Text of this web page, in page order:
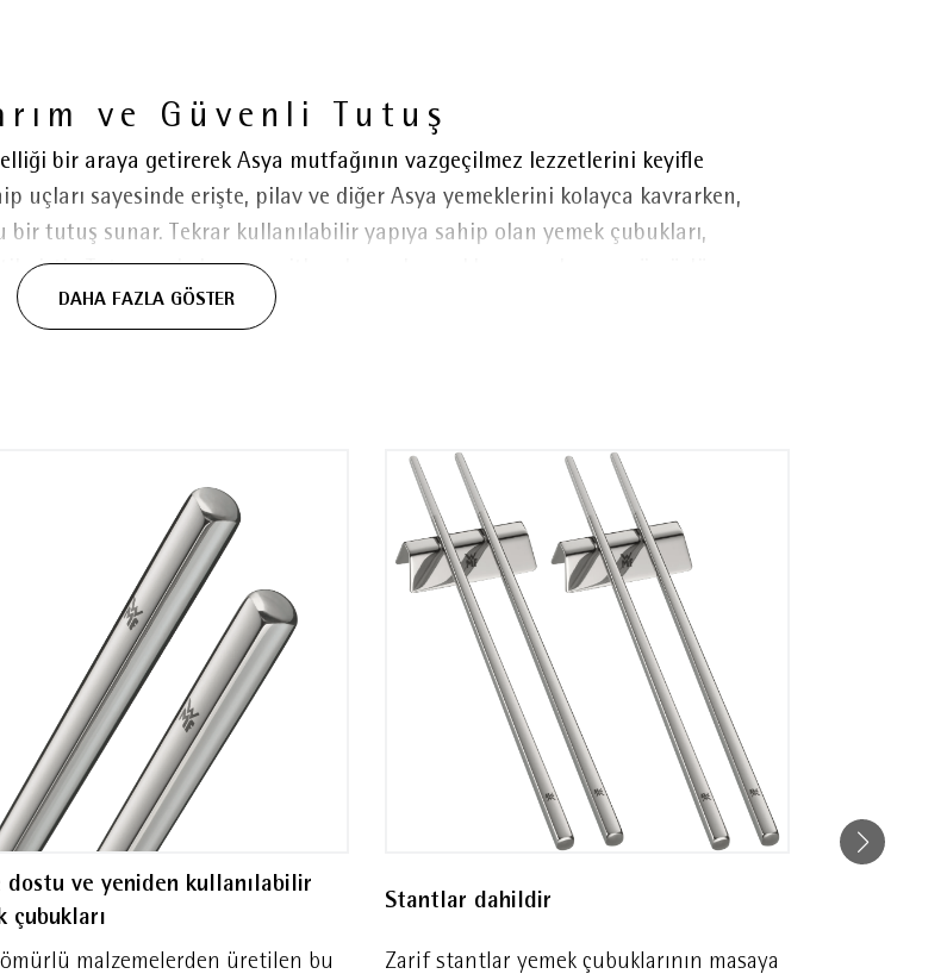
ve Güvenli Tutuş
bir araya getirerek Asya mutfağının vazgeçilmez lezzetlerini keyifle
uçları sayesinde erişte, pilav ve diğer Asya yemeklerini kolayca kavrarken,
tutuş sunar. Tekrar kullanılabilir yapıya sahip olan yemek çubukları,
Tatsız ve kokusuz, asitlere karşı dayanıklı yapısıyla uzun ömürlü
Her bir çift yemek çubuğuna eşlik eden özel stand ise sofralara zarif ve
DAHA FAZLA GÖSTER
dostu ve yeniden kullanılabilir
çubukları
malzemelerden üretilen bu
Stantlar dahildir
Zarif stantlar yemek çubuklarının masaya